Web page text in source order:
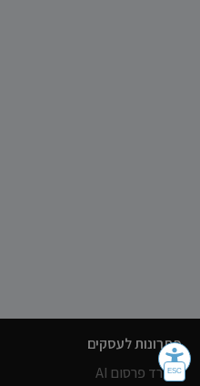
פתרונות לעסקים
משרד פרסום AI